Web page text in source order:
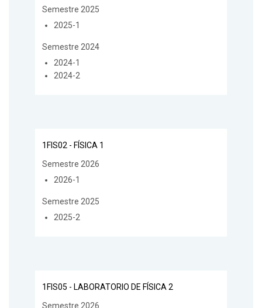
Semestre 2025
2025-1
Semestre 2024
2024-1
2024-2
1FIS02 - FÍSICA 1
Semestre 2026
2026-1
Semestre 2025
2025-2
1FIS05 - LABORATORIO DE FÍSICA 2
Semestre 2026